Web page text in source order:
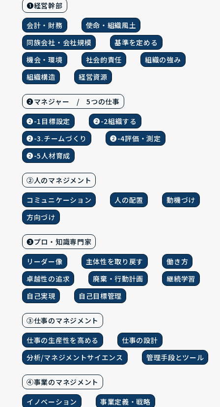
❶経営幹部
会計・財務
使命・組織風土
同族会社・会社規模
基準を定める
機会・環境
社会的責任
組織の強み
組織構造
経営資源
❷マネジャー / 5つの仕事
❷-1目標設定
❷-2組織する
❷-3.チームづくり
❷-4評価・測定
❷-5人材育成
②人のマネジメント
コミュニケーション
人の配置
動機づけ
方向づけ
❸プロ・知識専門家
リーダー像
主体性を取り戻す
働き方
卓越性の追求
廃棄・行動計画
継続学習
自己実現
自己目標管理
③仕事のマネジメント
仕事の生産性を高める
仕事の設計
分析/マネジメントサイエンス
管理手段とツール
④事業のマネジメント
イノベーション
事業定義・戦略